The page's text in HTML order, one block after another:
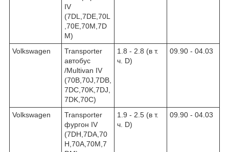
IV
(7DL,7DE,70L
,70E,70M,7D
M)
Volkswagen
Transporter
автобус
/Multivan IV
(70B,70J,7DB,
7DC,70K,7DJ,
7DK,70C)
1.8 - 2.8 (в т.
ч. D)
09.90 - 04.03
Volkswagen
Transporter
фургон IV
(7DH,7DA,70
H,70A,70M,7
1.9 - 2.5 (в т.
ч. D)
09.90 - 04.03